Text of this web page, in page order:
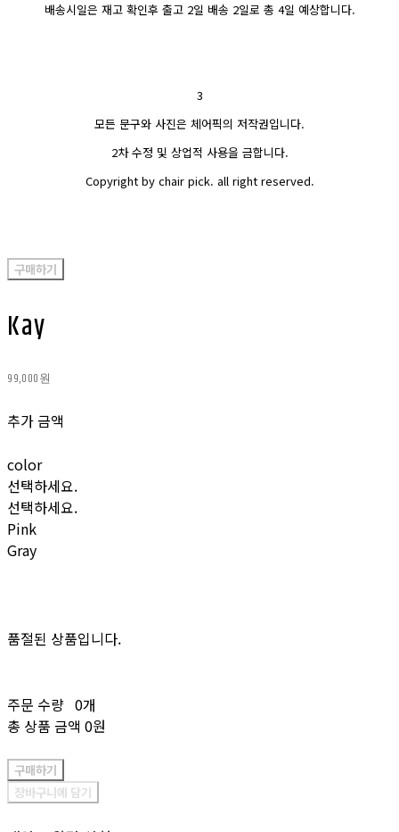
배송시일은 재고 확인후 출고 2일 배송 2일로 총 4일 예상합니다.
3
모든 문구와 사진은 체어픽의 저작권입니다.
2차 수정 및 상업적 사용을 금합니다.
Copyright by chair pick. all right reserved.
구매하기
Kay
99,000원
추가 금액
color
선택하세요.
선택하세요.
Pink
Gray
품절된 상품입니다.
주문 수량 0개
총 상품 금액 0원
구매하기
장바구니에 담기